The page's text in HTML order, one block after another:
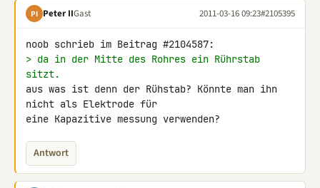
PI Peter IIGast 2011-03-16 09:23#2105395
> da in der Mitte des Rohres ein Rührstab
sitzt.
aus was ist denn der Rühstab? Könnte man ihn
nicht als Elektrode für
eine Kapazitive messung verwenden?
Antwort